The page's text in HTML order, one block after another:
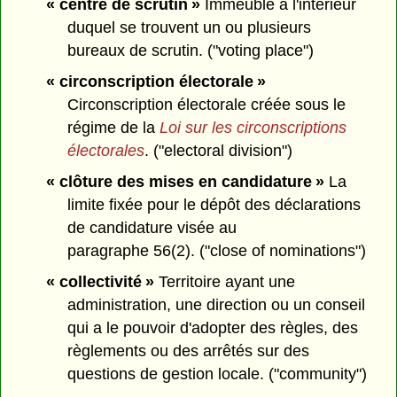
« centre de scrutin »Immeuble à l'intérieur
duquel se trouvent un ou plusieurs
bureaux de scrutin. ("voting place")
« circonscription électorale »
Circonscription électorale créée sous le
régime de laLoi sur les circonscriptions
électorales. ("electoral division")
« clôture des mises en candidature »La
limite fixée pour le dépôt des déclarations
de candidature visée au
paragraphe 56(2). ("close of nominations")
« collectivité »Territoire ayant une
administration, une direction ou un conseil
qui a le pouvoir d'adopter des règles, des
règlements ou des arrêtés sur des
questions de gestion locale. ("community")